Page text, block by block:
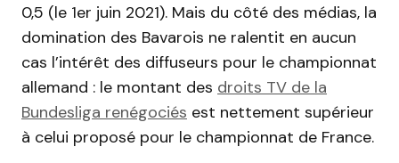
0,5 (le 1er juin 2021). Mais du côté des médias, la
domination des Bavarois ne ralentit en aucun
cas l’intérêt des diffuseurs pour le championnat
allemand : le montant des droits TV de la
Bundesliga renégociés est nettement supérieur
à celui proposé pour le championnat de France.